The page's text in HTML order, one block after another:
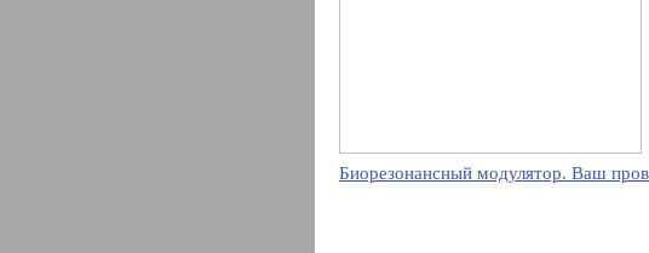
Биорезонансный модулятор. Ваш